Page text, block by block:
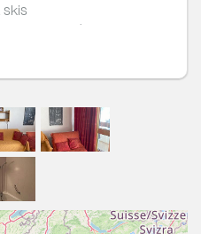
skis
de draps (draps,